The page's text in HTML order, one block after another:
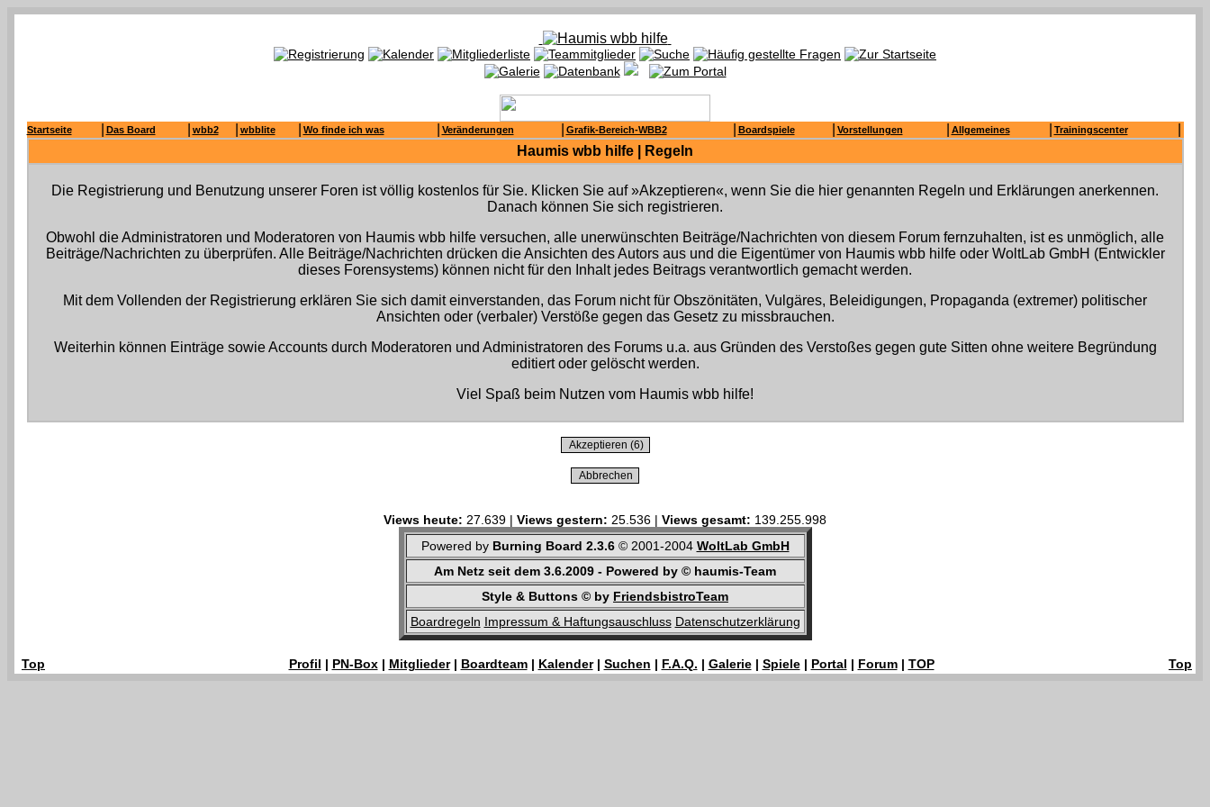
Startseite Das Board wbb2 wbblite Wo finde ich was Veränderungen Grafik-Bereich-WBB2 Boardspiele Vorstellungen Allgemeines Trainingscenter
Haumis wbb hilfe | Regeln
Die Registrierung und Benutzung unserer Foren ist völlig kostenlos für Sie. Klicken Sie auf »Akzeptieren«, wenn Sie die hier genannten Regeln und Erklärungen anerkennen.
Danach können Sie sich registrieren.
Obwohl die Administratoren und Moderatoren von Haumis wbb hilfe versuchen, alle unerwünschten Beiträge/Nachrichten von diesem Forum fernzuhalten, ist es unmöglich, alle
Beiträge/Nachrichten zu überprüfen. Alle Beiträge/Nachrichten drücken die Ansichten des Autors aus und die Eigentümer von Haumis wbb hilfe oder WoltLab GmbH (Entwickler
dieses Forensystems) können nicht für den Inhalt jedes Beitrags verantwortlich gemacht werden.
Mit dem Vollenden der Registrierung erklären Sie sich damit einverstanden, das Forum nicht für Obszönitäten, Vulgäres, Beleidigungen, Propaganda (extremer) politischer
Ansichten oder (verbaler) Verstöße gegen das Gesetz zu missbrauchen.
Weiterhin können Einträge sowie Accounts durch Moderatoren und Administratoren des Forums u.a. aus Gründen des Verstoßes gegen gute Sitten ohne weitere Begründung
editiert oder gelöscht werden.
Viel Spaß beim Nutzen vom Haumis wbb hilfe!
Views heute: 27.639 | Views gestern: 25.536 | Views gesamt: 139.255.998
Powered by Burning Board 2.3.6© 2001-2004 WoltLab GmbH
Am Netz seit dem 3.6.2009 - Powered by © haumis-Team
Style & Buttons © by FriendsbistroTeam
Boardregeln Impressum & Haftungsauschluss Datenschutzerklärung
Top Profil | PN-Box| Mitglieder| Boardteam| Kalender| Suchen | F.A.Q. | Galerie| Spiele| Portal | Forum| TOP Top